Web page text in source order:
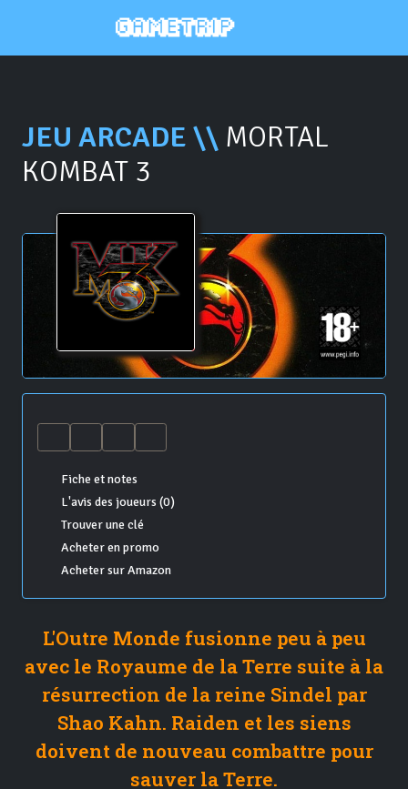
JEU ARCADE \\ MORTAL
KOMBAT 3
Fiche et notes
L'avis des joueurs (0)
Trouver une clé
Acheter en promo
Acheter sur Amazon
L'Outre Monde fusionne peu à peu
avec le Royaume de la Terre suite à la
résurrection de la reine Sindel par
Shao Kahn. Raiden et les siens
doivent de nouveau combattre pour
sauver la Terre.